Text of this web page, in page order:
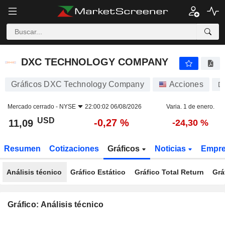
DXC TECHNOLOGY COMPANY
Gráficos DXC Technology Company Acciones
Mercado cerrado - NYSE 22:00:02 06/08/2026 Varia. 1 de enero.
11,09 USD -0,27 % -24,30 %
Resumen Cotizaciones Gráficos Noticias
Análisis técnico Gráfico Estático Gráfico Total Return
Gráfico: Análisis técnico